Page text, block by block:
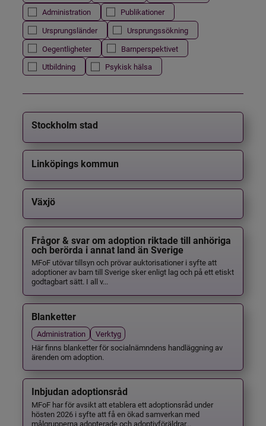
Administration
Publikationer
Ursprungsländer
Ursprungssökning
Oegentligheter
Barnperspektivet
Utbildning
Psykisk hälsa
Stockholm stad
Linköpings kommun
Växjö
Frågor & svar om adoption riktade till anhöriga
och berörda i annat land än Sverige
MFoF utövar tillsyn och prövar auktorisationer i syfte att
adoptioner av barn till Sverige sker enligt lag och på ett etiskt
godtagbart sätt. I all v...
Blanketter
Administration
Verktyg
Här finns blanketter för socialnämndens handläggning av
ärenden om adoption.
Inbjudan adoptionsråd
MFoF har för avsikt att etablera ett adoptionsråd under
hösten 2026 i syfte att få en ökad samverkan med
målgrupperna adopterade och adoptivföräldrar...